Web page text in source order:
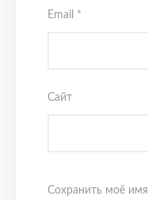
Email *
Сайт
Сохранить моё